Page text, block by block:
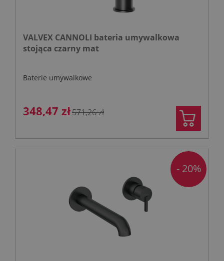
VALVEX CANNOLI bateria umywalkowa
stojąca czarny mat
Baterie umywalkowe
348,47 zł571,26 zł
- 20%